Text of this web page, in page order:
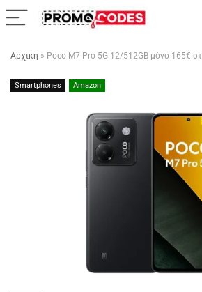
Αρχική » Poco M7 Pro 5G 12/512GB μόνο 165€
Smartphones Amazon